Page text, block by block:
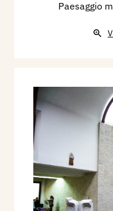
Paesaggio